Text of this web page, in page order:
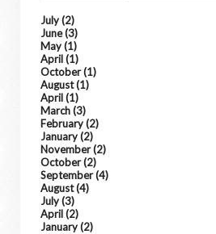
July(2)
June(3)
May(1)
April(1)
October(1)
August(1)
April(1)
March(3)
February(2)
January(2)
November(2)
October(2)
September(4)
August(4)
July(3)
April(2)
January(2)